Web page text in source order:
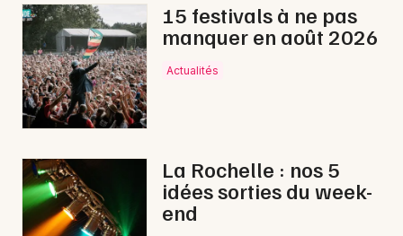
Expos
Sorties & loisirs
Electro en Charente-Maritime
Electro en Nouvelle-Aquitaine
15 festivals à ne pas
manquer en août 2026
Actualités
La Rochelle : nos 5
idées sorties du week-
end